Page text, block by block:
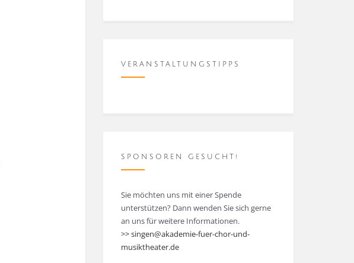
VERANSTALTUNGSTIPPS
SPONSOREN GESUCHT!
Sie möchten uns mit einer Spende
unterstützen? Dann wenden Sie sich gerne
an uns für weitere Informationen.
>> singen@akademie-fuer-chor-und-
musiktheater.de